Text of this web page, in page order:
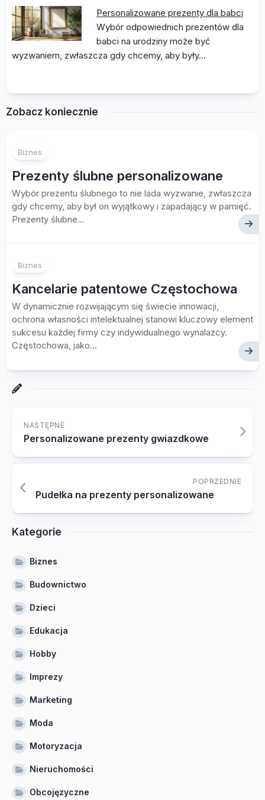
Personalizowane prezenty dla babci
Wybór odpowiednich prezentów dla
babci na urodziny może być
wyzwaniem, zwłaszcza gdy chcemy, aby były…
Zobacz koniecznie
Biznes
Prezenty ślubne personalizowane
Wybór prezentu ślubnego to nie lada wyzwanie, zwłaszcza
gdy chcemy, aby był on wyjątkowy i zapadający w pamięć.
Prezenty ślubne...
Biznes
Kancelarie patentowe Częstochowa
W dynamicznie rozwijającym się świecie innowacji,
ochrona własności intelektualnej stanowi kluczowy element
sukcesu każdej firmy czy indywidualnego wynalazcy.
Częstochowa, jako...
NASTĘPNE
Personalizowane prezenty gwiazdkowe
POPRZEDNIE
Pudełka na prezenty personalizowane
Kategorie
Biznes
Budownictwo
Dzieci
Edukacja
Hobby
Imprezy
Marketing
Moda
Motoryzacja
Nieruchomości
Obcojęzyczne